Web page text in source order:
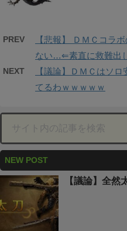
PREV
【悲報】 ＤＭＣコラ
ない…⇐素直に救難出
NEXT
【議論】ＤＭＣはソ
てるわｗｗｗｗｗ
NEW POST
【議論】全然